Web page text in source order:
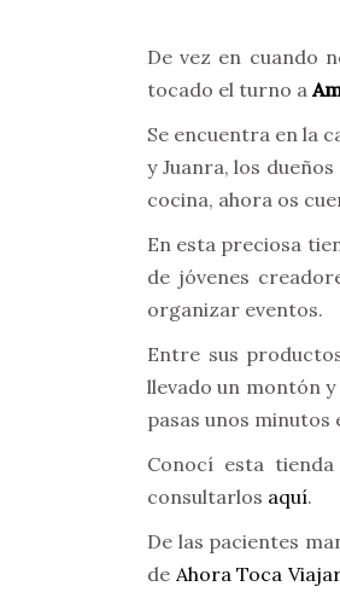
De vez en cuando
tocado el turno a
Se encuentra en la
y Juanra, los
cocina, ahora os
En esta preciosa
de jóvenes
organizar eventos.
Entre sus
llevado un montón
pasas unos
Conocí esta
consultarlos aquí.
De las pacientes
de Ahora Toca Viajar